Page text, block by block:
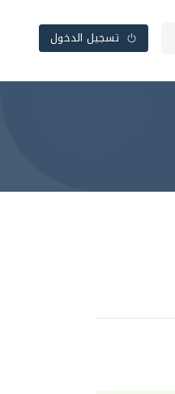
تسجيل الدخول